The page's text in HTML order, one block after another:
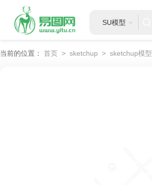
SU模型
当前的位置： 首页 > sketchup > sketchup模型